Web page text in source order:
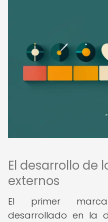
El desarrollo de
externos
El primer
desarrollado en la